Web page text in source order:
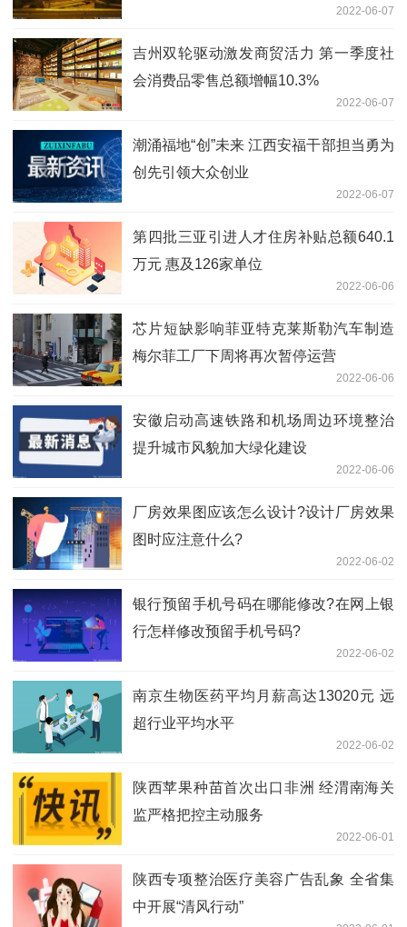
2022-06-07
吉州双轮驱动激发商贸活力 第一季度社
会消费品零售总额增幅10.3%
2022-06-07
潮涌福地“创”未来 江西安福干部担当勇为
创先引领大众创业
2022-06-07
第四批三亚引进人才住房补贴总额640.1
万元 惠及126家单位
2022-06-06
芯片短缺影响菲亚特克莱斯勒汽车制造
梅尔菲工厂下周将再次暂停运营
2022-06-06
安徽启动高速铁路和机场周边环境整治
提升城市风貌加大绿化建设
2022-06-06
厂房效果图应该怎么设计?设计厂房效果
图时应注意什么?
2022-06-02
银行预留手机号码在哪能修改?在网上银
行怎样修改预留手机号码?
2022-06-02
南京生物医药平均月薪高达13020元 远
超行业平均水平
2022-06-02
陕西苹果种苗首次出口非洲 经渭南海关
监严格把控主动服务
2022-06-01
陕西专项整治医疗美容广告乱象 全省集
中开展“清风行动”